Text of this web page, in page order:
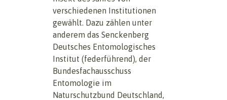
verschiedenen Institutionen
gewählt. Dazu zählen unter
anderem das Senckenberg
Deutsches Entomologisches
Institut (federführend), der
Bundesfachausschuss
Entomologie im
Naturschutzbund Deutschland,